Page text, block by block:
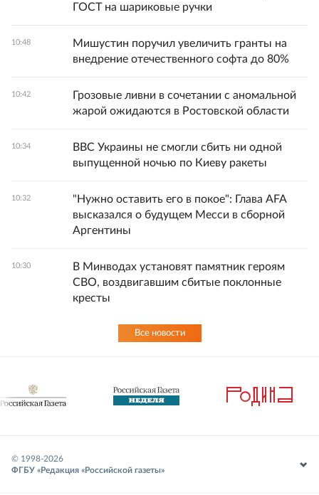
ГОСТ на шариковые ручки
10:48
Мишустин поручил увеличить гранты на
внедрение отечественного софта до 80%
10:42
Грозовые ливни в сочетании с аномальной
жарой ожидаются в Ростовской области
10:34
ВВС Украины не смогли сбить ни одной
выпущенной ночью по Киеву ракеты
10:32
"Нужно оставить его в покое": Глава AFA
высказался о будущем Месси в сборной
Аргентины
10:30
В Минводах установят памятник героям
СВО, воздвигавшим сбитые поклонные
кресты
Все новости
© 1998-2026
ФГБУ «Редакция «Российской газеты»